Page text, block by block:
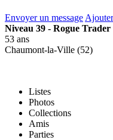
Envoyer un message
Niveau 39 - Rogue Trader
53 ans
Chaumont-la-Ville (52)
Listes
Photos
Collections
Amis
Parties